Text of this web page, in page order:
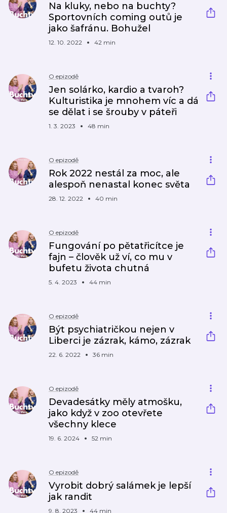
Na kluky, nebo na buchty?
Sportovních coming outů je
jako šafránu. Bohužel
12. 10. 2022 42 min
O epizodě
Jen solárko, kardio a tvaroh?
Kulturistika je mnohem víc a dá
se dělat i se šrouby v páteři
1. 3. 2023 48 min
O epizodě
Rok 2022 nestál za moc, ale
alespoň nenastal konec světa
28. 12. 2022 40 min
O epizodě
Fungování po pětatřicítce je
fajn –⁠ člověk už ví, co mu v
bufetu života chutná
5. 4. 2023 44 min
O epizodě
Být psychiatričkou nejen v
Liberci je zázrak, kámo, zázrak
22. 6. 2022 36 min
O epizodě
Devadesátky měly atmošku,
jako když v zoo otevřete
všechny klece
19. 6. 2024 52 min
O epizodě
Vyrobit dobrý salámek je lepší
jak randit
9. 8. 2023 44 min